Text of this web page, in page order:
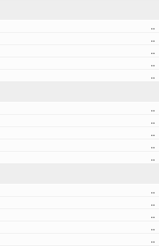
..
..
..
..
..
..
..
..
..
..
..
..
..
..
..